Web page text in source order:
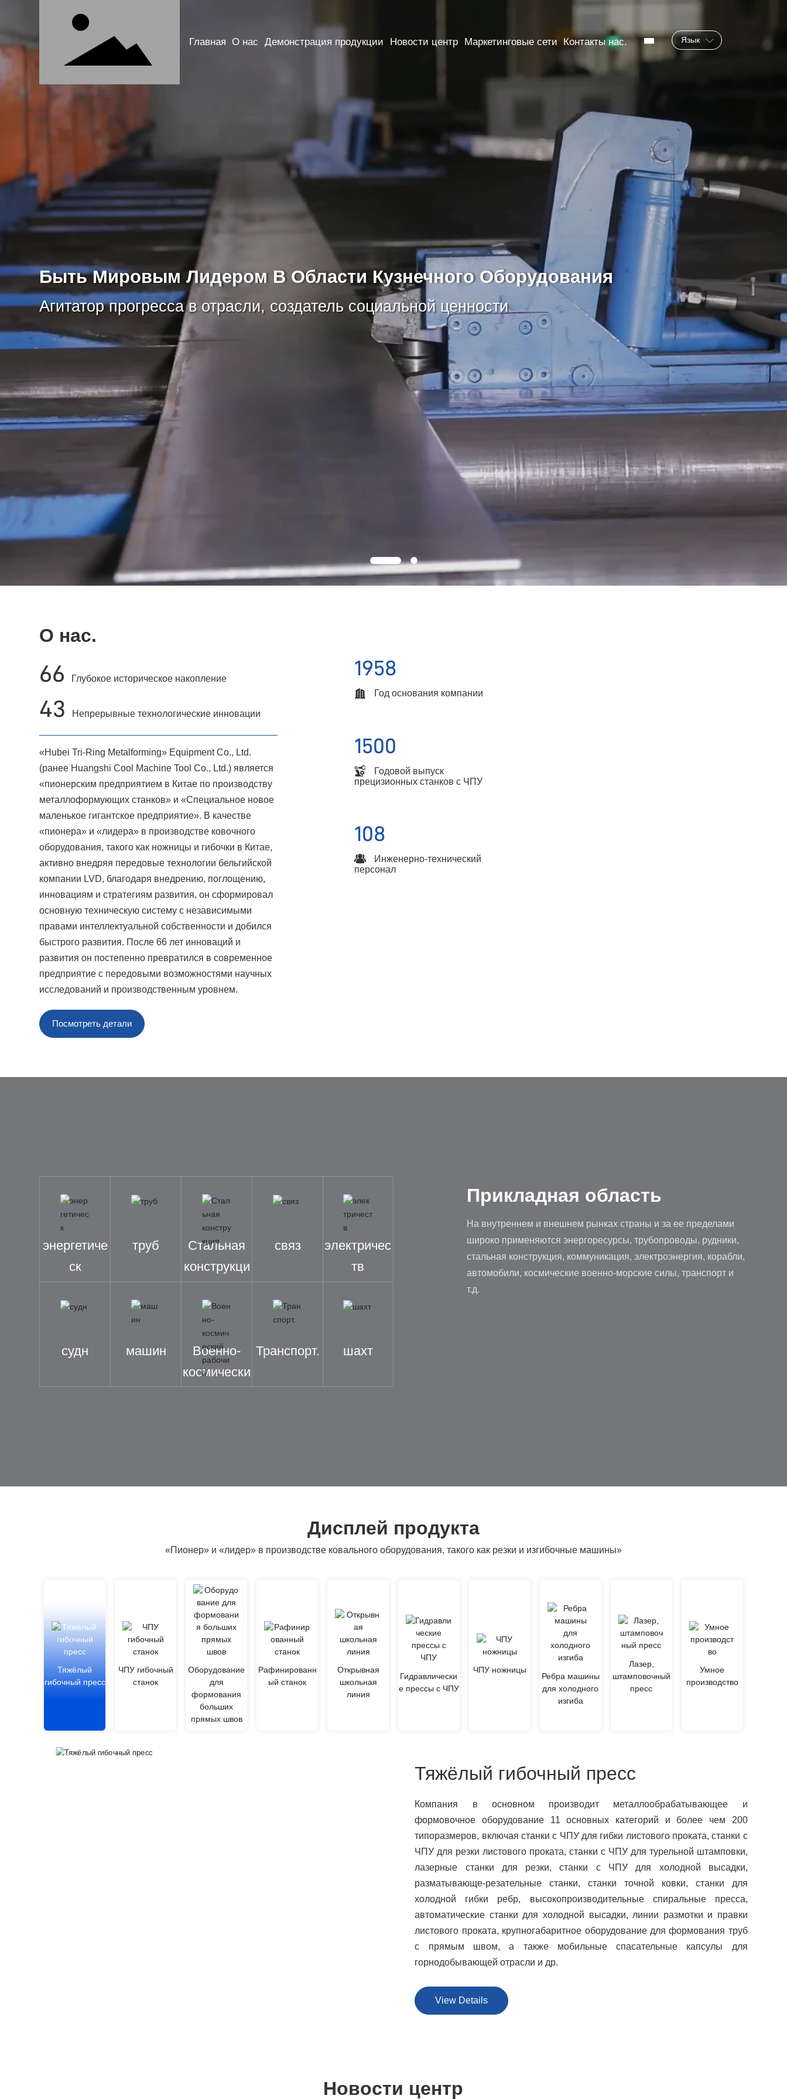
Главная О нас Демонстрация продукции Новости центр Маркетинговые сети Контакты нас. Язык
Быть Мировым Лидером В Области Кузнечного Оборудования
Агитатор прогресса в отрасли, создатель социальной ценности
О нас.
66 Глубокое историческое накопление
43 Непрерывные технологические инновации
«Hubei Tri-Ring Metalforming» Equipment Co., Ltd.
(ранее Huangshi Cool Machine Tool Co., Ltd.) является
«пионерским предприятием в Китае по производству
металлоформующих станков» и «Специальное новое
маленькое гигантское предприятие». В качестве
«пионера» и «лидера» в производстве ковочного
оборудования, такого как ножницы и гибочки в Китае,
активно внедряя передовые технологии бельгийской
компании LVD, благодаря внедрению, поглощению,
инновациям и стратегиям развития, он сформировал
основную техническую систему с независимыми
правами интеллектуальной собственности и добился
быстрого развития. После 66 лет инноваций и
развития он постепенно превратился в современное
предприятие с передовыми возможностями научных
исследований и производственным уровнем.
Посмотреть детали
1958
Год основания компании
1500
Годовой выпуск
прецизионных станков с ЧПУ
108
Инженерно-технический
персонал
энергетиче
ск
труб
Стальная
конструкци
связ
электричес
тв
судн машин
Военно-
космически
Транспорт. шахт
Прикладная область
На внутреннем и внешнем рынках страны и за ее пределами
широко применяются энергоресурсы, трубопроводы, рудники,
стальная конструкция, коммуникация, электроэнергия, корабли,
автомобили, космические военно-морские силы, транспорт и
т.д.
Дисплей продукта
«Пионер» и «лидер» в производстве ковального оборудования, такого как резки и изгибочные машины»
Тяжёлый
гибочный пресс
ЧПУ гибочный
станок
Оборудование
для
формования
больших
прямых швов
Рафинированн
ый станок
Открывная
школьная
линия
Гидравлически
е прессы с ЧПУ
ЧПУ ножницы
Ребра машины
для холодного
изгиба
Лазер,
штамповочный
пресс
Умное
производство
Тяжёлый гибочный пресс
Компания в основном производит металлообрабатывающее и
формовочное оборудование 11 основных категорий и более чем 200
типоразмеров, включая станки с ЧПУ для гибки листового проката, станки с
ЧПУ для резки листового проката, станки с ЧПУ для турельной штамповки,
лазерные станки для резки, станки с ЧПУ для холодной высадки,
разматывающе-резательные станки, станки точной ковки, станки для
холодной гибки ребр, высокопроизводительные спиральные пресса,
автоматические станки для холодной высадки, линии размотки и правки
листового проката, крупногабаритное оборудование для формования труб
с прямым швом, а также мобильные спасательные капсулы для
горнодобывающей отрасли и др.
View Details
Новости центр